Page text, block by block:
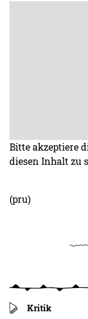
Bitte akzeptiere
diesen Inhalt zu
(pru)
Kritik